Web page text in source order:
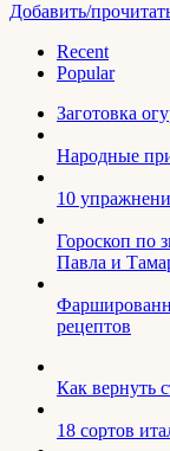
Добавить/
Recent
Popular
Заготовка
Народные
10
Гороскоп по
Павла и
рецептов
Как вернуть
18 сортов